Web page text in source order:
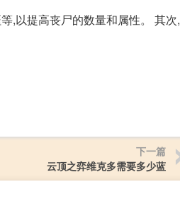
,以提高丧尸的数量和属性。 其次,
下一篇
云顶之弈维克多需要多少蓝